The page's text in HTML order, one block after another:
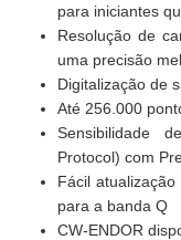
para iniciantes
Resolução de
uma precisão
Digitalização de
Até 256.000
Sensibilidade
Protocol) com
Fácil atualização
para a banda Q
CW-ENDOR